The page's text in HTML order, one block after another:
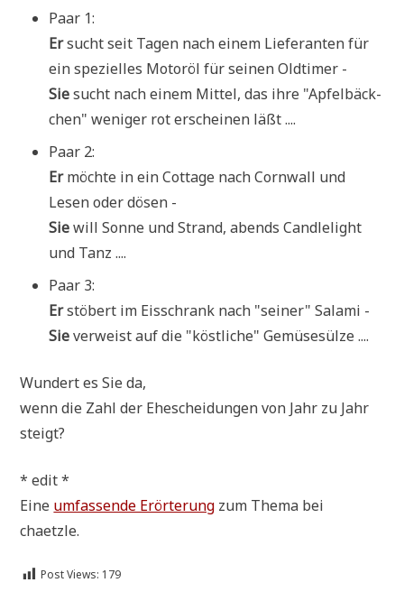
Paar 1:
Ersucht seit Tagen nach einem Lie­fe­ran­ten für
ein spe­zi­el­les Motor­öl für sei­nen Oldtimer -
Siesucht nach einem Mit­tel, das ihre "Apfel­bäck­
chen" weni­ger rot erschei­nen läßt ....
Paar 2:
Ermöch­te in ein Cot­ta­ge nach Corn­wall und
Lesen oder dösen -
Siewill Son­ne und Strand, abends Cand­le­light
und Tanz ....
Paar 3:
Erstö­bert im Eis­schrank nach "sei­ner" Salami -
Siever­weist auf die "köst­li­che" Gemüsesülze ....
Wun­dert es Sie da,
wenn die Zahl der Ehe­schei­dun­gen von Jahr zu Jahr
steigt?
* edit *
Eine umfas­sen­de Erör­te­rung zum The­ma bei
chaetzle.
Post Views: 179